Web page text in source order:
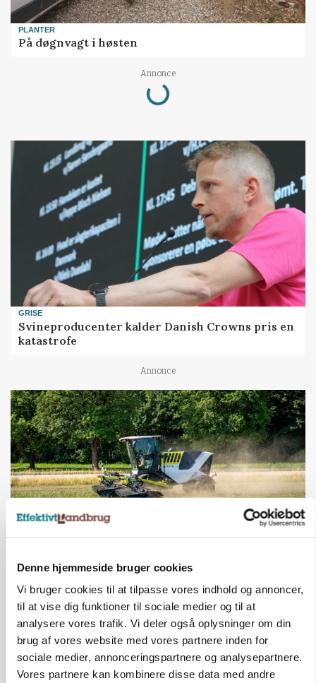
Denne hjemmeside bruger cookies
Vi bruger cookies til at tilpasse vores indhold og annoncer,
til at vise dig funktioner til sociale medier og til at
analysere vores trafik. Vi deler også oplysninger om din
brug af vores website med vores partnere inden for
sociale medier, annonceringspartnere og analysepartnere.
Vores partnere kan kombinere disse data med andre
PLANTER
På døgnvagt i høsten
Annonce
Loading...
GRISE
Svineproducenter kalder Danish Crowns pris en
katastrofe
Annonce
MASKINER
Forserie til selvkørende skårlægger afprøves i år
Annonce
ARRANGEMENT
Markvandring sætter fokus på elefantgræs
Annonce